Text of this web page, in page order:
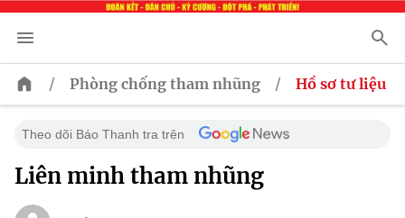
/ Phòng chống tham nhũng / Hồ sơ tư liệu
Theo dõi Báo Thanh tra trên
Liên minh tham nhũng